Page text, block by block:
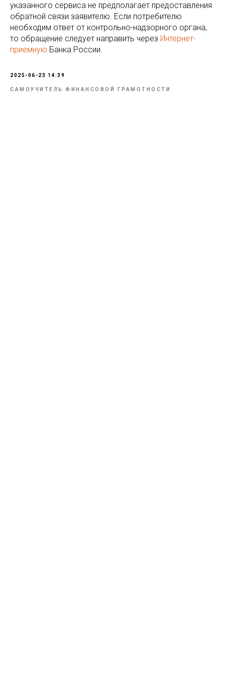
указанного сервиса не предполагает предоставления
обратной связи заявителю. Если потребителю
необходим ответ от контрольно-надзорного органа,
то обращение следует направить через Интернет-
приемную Банка России.
2025-06-23 14:39
САМОУЧИТЕЛЬ ФИНАНСОВОЙ ГРАМОТНОСТИ